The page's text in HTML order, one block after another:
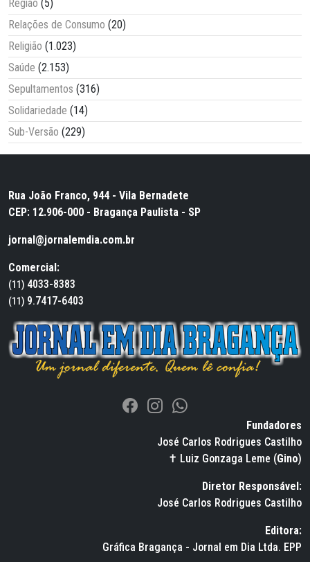
Região (5)
Relações de Consumo (20)
Religião (1.023)
Saúde (2.153)
Sepultamentos (316)
Solidariedade (14)
Sub-Versão (229)
Rua João Franco, 944 - Vila Bernadete
CEP: 12.906-000 - Bragança Paulista - SP
jornal@jornalemdia.com.br
Comercial:
(11) 4033-8383
(11) 9.7417-6403
Fundadores
José Carlos Rodrigues Castilho
✝ Luiz Gonzaga Leme (Gino)
Diretor Responsável:
José Carlos Rodrigues Castilho
Editora:
Gráfica Bragança - Jornal em Dia Ltda. EPP